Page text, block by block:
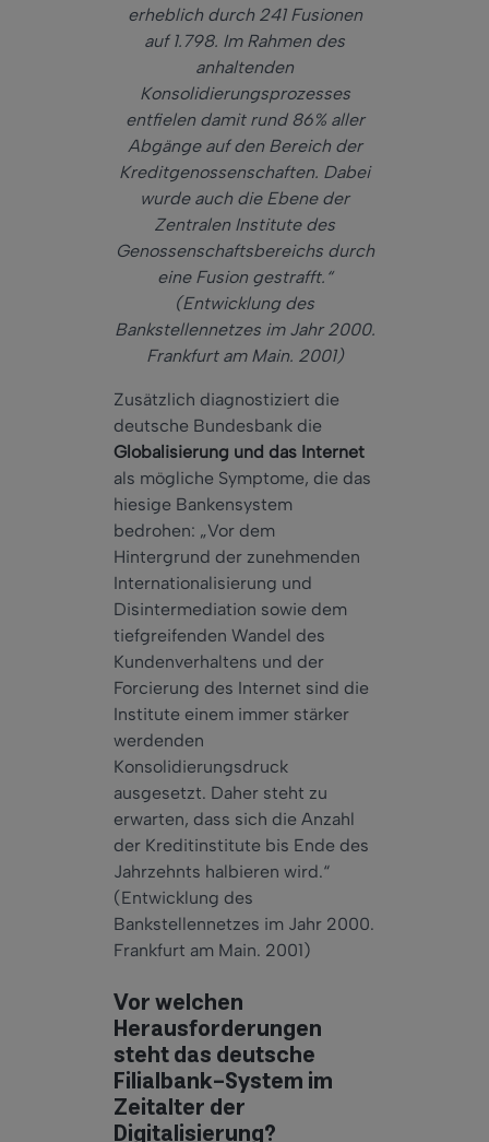
erheblich durch 241 Fusionen
auf 1.798. Im Rahmen des
anhaltenden
Konsolidierungsprozesses
entfielen damit rund 86% aller
Abgänge auf den Bereich der
Kreditgenossenschaften. Dabei
wurde auch die Ebene der
Zentralen Institute des
Genossenschaftsbereichs durch
eine Fusion gestrafft.“
(Entwicklung des
Bankstellennetzes im Jahr 2000.
Frankfurt am Main. 2001)
Zusätzlich diagnostiziert die
deutsche Bundesbank die
Globalisierung und das Internet
als mögliche Symptome, die das
hiesige Bankensystem
bedrohen: „Vor dem
Hintergrund der zunehmenden
Internationalisierung und
Disintermediation sowie dem
tiefgreifenden Wandel des
Kundenverhaltens und der
Forcierung des Internet sind die
Institute einem immer stärker
werdenden
Konsolidierungsdruck
ausgesetzt. Daher steht zu
erwarten, dass sich die Anzahl
der Kreditinstitute bis Ende des
Jahrzehnts halbieren wird.“
(Entwicklung des
Bankstellennetzes im Jahr 2000.
Frankfurt am Main. 2001)
Vor welchen
Herausforderungen
steht das deutsche
Filialbank-System im
Zeitalter der